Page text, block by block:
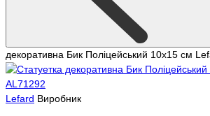
декоративна Бик Поліцейський 10х15 см
Lefard Виробник